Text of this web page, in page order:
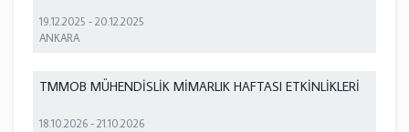
19.12.2025 -20.12.2025
ANKARA
TMMOB MÜHENDİSLİK MİMARLIK HAFTASI ETKİNLİKLERİ
18.10.2026 -21.10.2026